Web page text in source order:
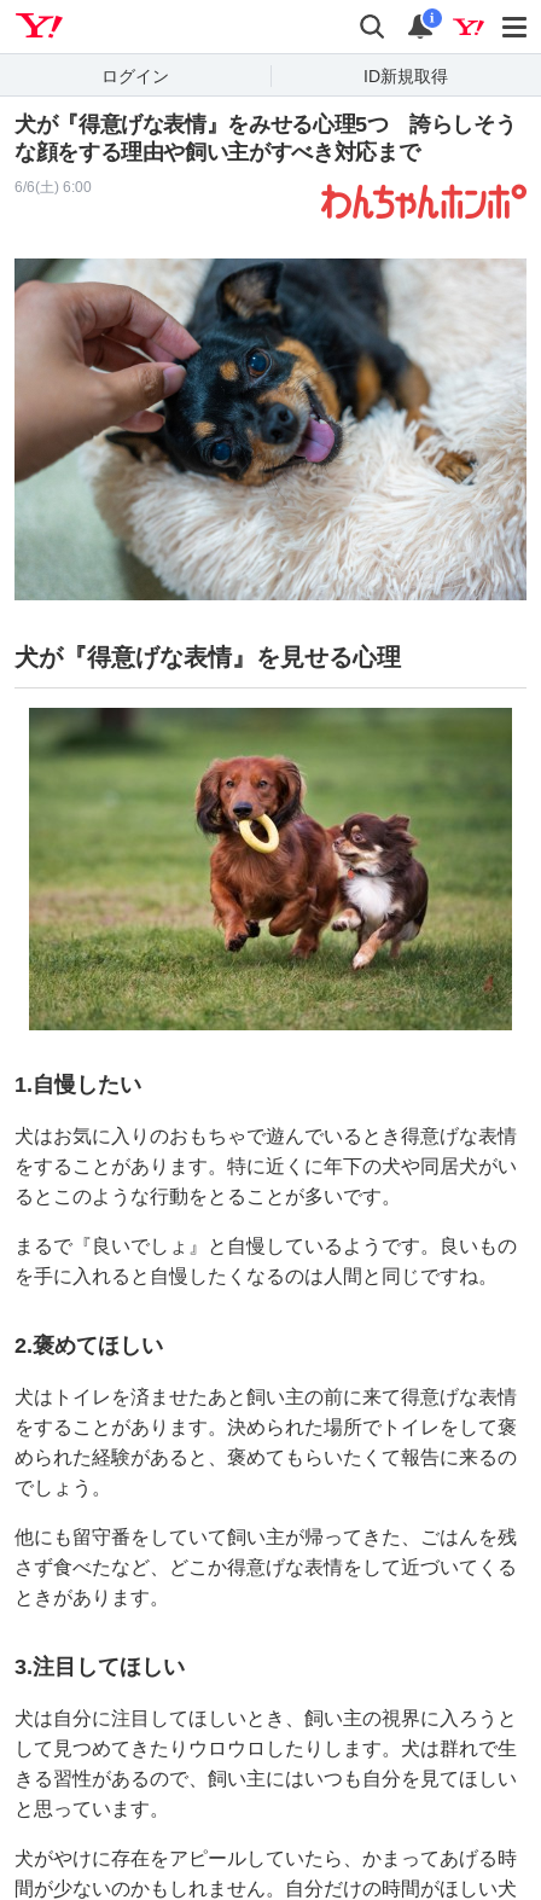
検索 通知
i
ログイン ID新規取得
犬が『得意げな表情』をみせる心理5つ 誇らしそう
な顔をする理由や飼い主がすべき対応まで
6/6(土) 6:00
犬が『得意げな表情』を見せる心理
1.自慢したい
犬はお気に入りのおもちゃで遊んでいるとき得意げな表情
をすることがあります。特に近くに年下の犬や同居犬がい
るとこのような行動をとることが多いです。
まるで『良いでしょ』と自慢しているようです。良いもの
を手に入れると自慢したくなるのは人間と同じですね。
2.褒めてほしい
犬はトイレを済ませたあと飼い主の前に来て得意げな表情
をすることがあります。決められた場所でトイレをして褒
められた経験があると、褒めてもらいたくて報告に来るの
でしょう。
他にも留守番をしていて飼い主が帰ってきた、ごはんを残
さず食べたなど、どこか得意げな表情をして近づいてくる
ときがあります。
3.注目してほしい
犬は自分に注目してほしいとき、飼い主の視界に入ろうと
して見つめてきたりウロウロしたりします。犬は群れで生
きる習性があるので、飼い主にはいつも自分を見てほしい
と思っています。
犬がやけに存在をアピールしていたら、かまってあげる時
間が少ないのかもしれません。自分だけの時間がほしい犬